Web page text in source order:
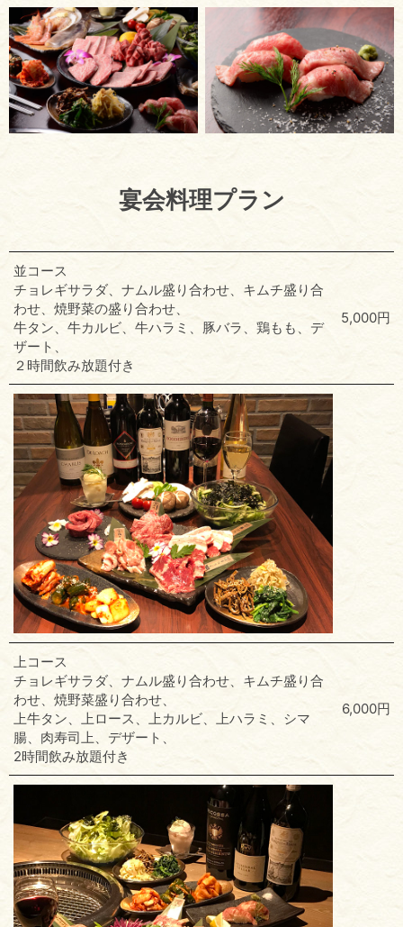
宴会料理プラン
並コース
チョレギサラダ、ナムル盛り合わせ、キムチ盛り合
わせ、焼野菜の盛り合わせ、
牛タン、牛カルビ、牛ハラミ、豚バラ、鶏もも、デ
ザート、
２時間飲み放題付き
5,000円
上コース
チョレギサラダ、ナムル盛り合わせ、キムチ盛り合
わせ、焼野菜盛り合わせ、
上牛タン、上ロース、上カルビ、上ハラミ、シマ
腸、肉寿司上、デザート、
2時間飲み放題付き
6,000円